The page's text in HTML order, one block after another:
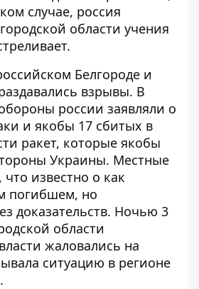
случае, россия
области учения
Белгороде и
взрывы. В
россии заявляли о
и якобы 17 сбитых в
ракет, которые якобы
Украины. Местные
что известно о как
погибшем, но
доказательств. Ночью 3
области
жаловались на
ситуацию в регионе